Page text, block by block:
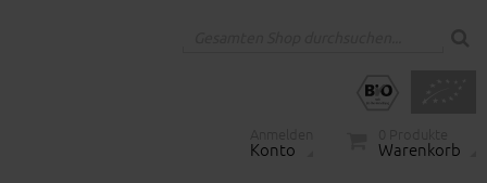
Konto Warenkorb